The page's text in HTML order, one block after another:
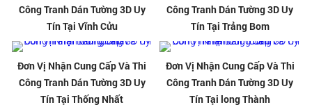
Công Tranh Dán Tường 3D Uy
Tín Tại Vĩnh Cửu
Công Tranh Dán Tường 3D Uy
Tín Tại Trảng Bom
Đơn Vị Nhận Cung Cấp Và Thi
Công Tranh Dán Tường 3D Uy
Tín Tại Thống Nhất
Đơn Vị Nhận Cung Cấp Và Thi
Công Tranh Dán Tường 3D Uy
Tín Tại long Thành